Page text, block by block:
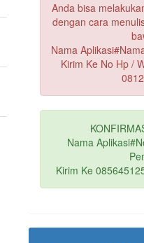
Anda bisa
dengan cara
Nama
Kirim Ke No Hp /
Nama
Kirim Ke